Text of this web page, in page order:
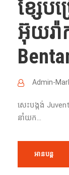
ខ្សែប
អ៊ុយរ៉ា
Admin-
សេះបង្កង់
នាំយក...
អានបន្ត